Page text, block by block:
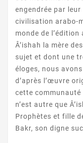
engendrée par leur
civilisation arabo-
monde de
Â’ishah la mère
sujet et dont une
éloges, nous
d’après l’œuvre
cette communauté
n’est autre que
Prophètes et fille
Bakr, son digne